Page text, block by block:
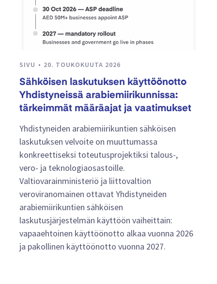
SIVU 20. TOUKOKUUTA 2026
Sähköisen laskutuksen käyttöönotto
Yhdistyneissä arabiemiirikunnissa:
tärkeimmät määräajat ja vaatimukset
Yhdistyneiden arabiemiirikuntien sähköisen
laskutuksen velvoite on muuttumassa
konkreettiseksi toteutusprojektiksi talous-,
vero- ja teknologiaosastoille.
Valtiovarainministeriö ja liittovaltion
veroviranomainen ottavat Yhdistyneiden
arabiemiirikuntien sähköisen
laskutusjärjestelmän käyttöön vaiheittain:
vapaaehtoinen käyttöönotto alkaa vuonna 2026
ja pakollinen käyttöönotto vuonna 2027.